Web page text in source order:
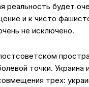
реальность будет
и к чисто
не исключено.
точки. Украина
трех: